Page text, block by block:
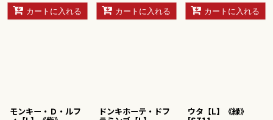
カートに入れる カートに入れる カートに入れる
モンキー・Ｄ・ルフ ドンキホーテ・ドフ ウタ【L】《緑》